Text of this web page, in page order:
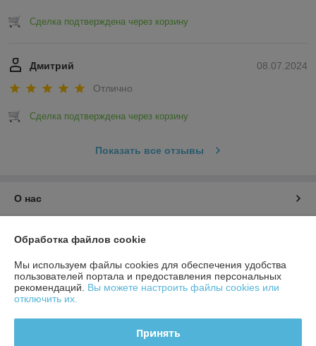
Сделка подтверждена через корзину
08.07.2024
Дмитрий
Отлично
Сделка подтверждена через корзину
Показать все отзывы
О нас
Доставка и оплата
График работы
Обработка файлов cookie
Мы используем файлы cookies для обеспечения удобства
пользователей портала и предоставления персональных
рекомендаций. Вы можете настроить файлы cookies или
отключить их.
Принять